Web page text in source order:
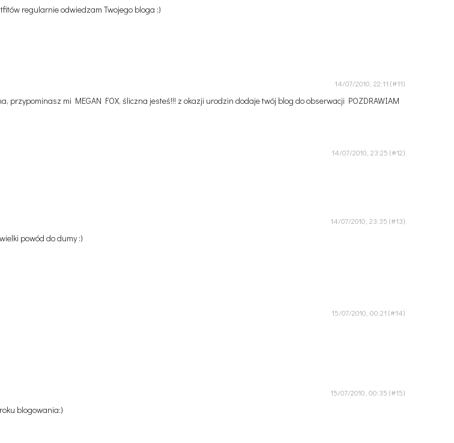
regularnie odwiedzam Twojego bloga ;)
14/07/2010, 22:11
przypominasz mi MEGAN FOX, śliczna jesteś!!! z okazji urodzin dodaje twój blog do obserwacji POZDRAWIAM
14/07/2010, 23:25
14/07/2010, 23:35
powód do dumy :)
15/07/2010, 00:21
15/07/2010, 00:35
blogowania:)